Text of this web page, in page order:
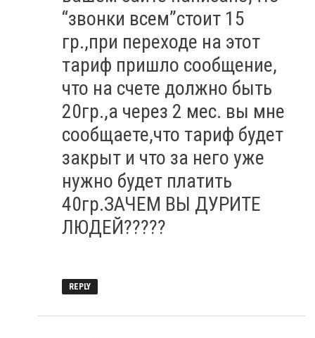
“звонки всем”стоит 15
гр.,при переходе на этот
тариф пришло сообщение,
что на счете должно быть
20гр.,а через 2 мес. вы мне
сообщаете,что тариф будет
закрыт и что за него уже
нужно будет платить
40гр.ЗАЧЕМ ВЫ ДУРИТЕ
ЛЮДЕЙ?????
REPLY